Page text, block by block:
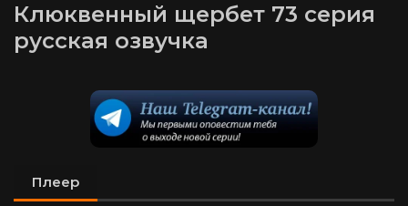
Клюквенный щербет 73 серия
русская озвучка
Плеер